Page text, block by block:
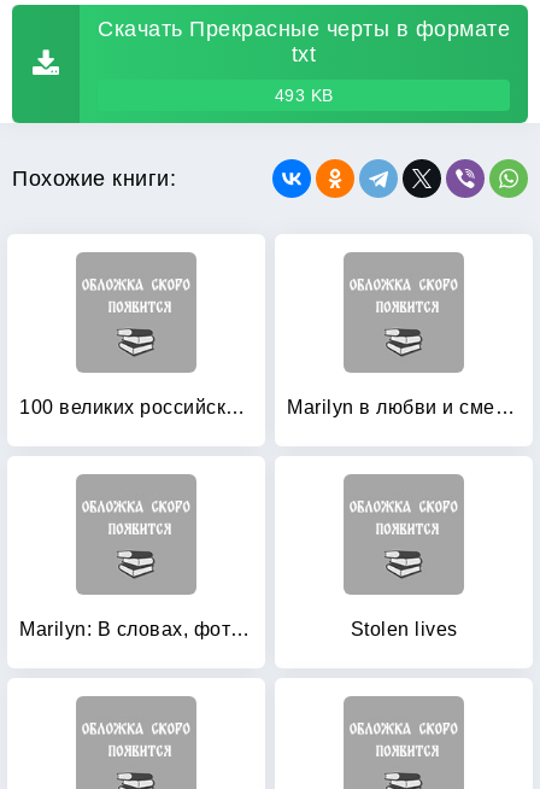
Скачать Прекрасные черты в формате
txt
493 KB
Похожие книги:
100 великих российских актеров Marilyn в любви и смерти: Последняя любовь Мэрилин
Marilyn: В словах, фотографиях и музыке (+ CD-ROM) Stolen lives